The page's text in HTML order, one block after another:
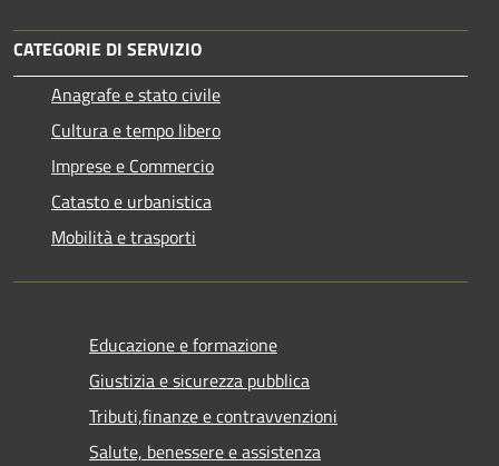
CATEGORIE DI SERVIZIO
Anagrafe e stato civile
Cultura e tempo libero
Imprese e Commercio
Catasto e urbanistica
Mobilità e trasporti
Educazione e formazione
Giustizia e sicurezza pubblica
Tributi,finanze e contravvenzioni
Salute, benessere e assistenza